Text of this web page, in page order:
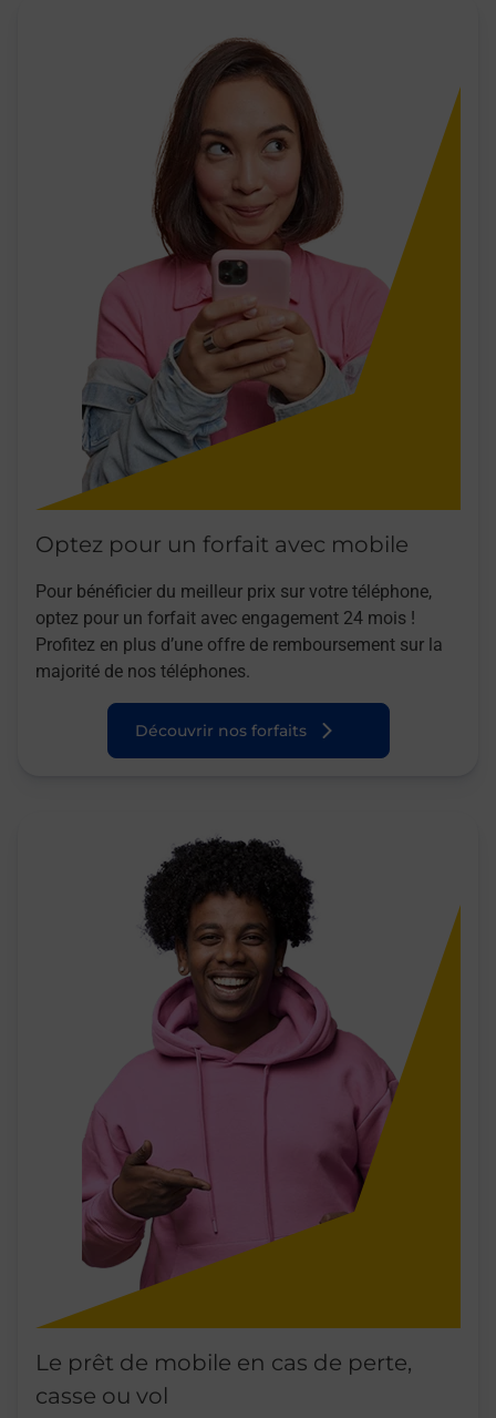
Optez pour un forfait avec mobile
Pour bénéficier du meilleur prix sur votre téléphone,
optez pour un forfait avec engagement 24 mois !
Profitez en plus d’une offre de remboursement sur la
majorité de nos téléphones.
Découvrir nos forfaits
Le prêt de mobile en cas de perte,
casse ou vol